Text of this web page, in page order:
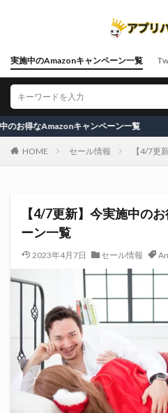
実施中のAmazonキャンペーン一覧
キャンペーン一覧
HOME セール情報 【4/7更
【4/7更新】今実施中の
ーン一覧
2023年4月7日 セール情報